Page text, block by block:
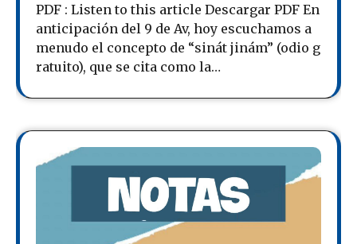
PDF : Listen to this article Descargar PDF En
anticipación del 9 de Av, hoy escuchamos a
menudo el concepto de “sinát jinám” (odio g
ratuito), que se cita como la…